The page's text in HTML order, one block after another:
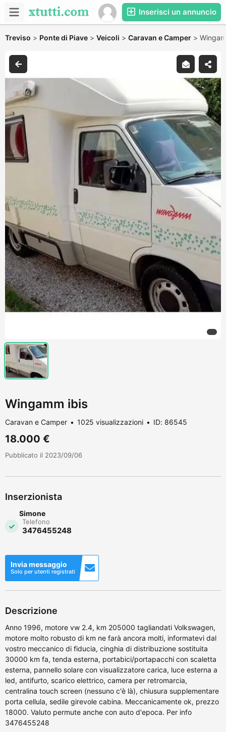
Inserisci un annuncio
Treviso > Ponte di Piave > Veicoli > Caravan e Camper >
Wingamm ibis
Caravan e Camper 1025 visualizzazioni ID: 86545
18.000 €
Pubblicato il 2023/09/06
Inserzionista
Simone
Telefono
3476455248
Invia messaggio
Solo per utenti registrati
Descrizione
Anno 1996, motore vw 2.4, km 205000 tagliandati Volkswagen,
motore molto robusto di km ne farà ancora molti, informatevi dal
vostro meccanico di fiducia, cinghia di distribuzione sostituita
30000 km fa, tenda esterna, portabici/portapacchi con scaletta
esterna, pannello solare con visualizzatore carica, luce esterna a
led, antifurto, scarico elettrico, camera per retromarcia,
centralina touch screen (nessuno c'è là), chiusura supplementare
porta cellula, sedile girevole cabina. Meccanicamente ok, prezzo
18000. Valuto permute anche con auto d'epoca. Per info
3476455248